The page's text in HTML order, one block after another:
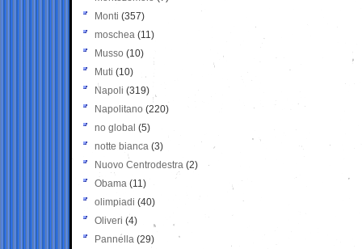
Monti (357)
moschea (11)
Musso (10)
Muti (10)
Napoli (319)
Napolitano (220)
no global (5)
notte bianca (3)
Nuovo Centrodestra (2)
Obama (11)
olimpiadi (40)
Oliveri (4)
Pannella (29)